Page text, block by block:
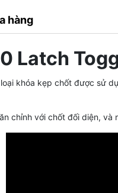
hàng
Latch
khóa kẹp chốt được sử
chỉnh với chốt đối diện, và